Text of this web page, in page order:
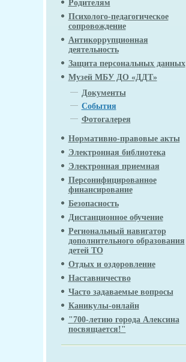
Родителям
Психолого-педагогическое
сопровождение
Антикоррупционная
деятельность
Защита персональных данных
Музей МБУ ДО «ДДТ»
Документы
События
Фотогалерея
Нормативно-правовые акты
Электронная библиотека
Электронная приемная
Персонифицированное
финансирование
Безопасность
Дистанционное обучение
Региональный навигатор
дополнительного образования
детей ТО
Отдых и оздоровление
Наставничество
Часто задаваемые вопросы
Каникулы-онлайн
"700-летию города Алексина
посвящается!"